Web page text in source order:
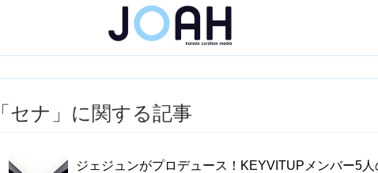
「セナ」に関する記事
ジェジュンがプロデュース！KEYVITUPメンバー5